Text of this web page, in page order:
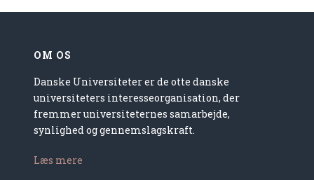
OM OS
Danske Universiteter er de otte danske
universiteters interesseorganisation, der
fremmer universiteternes samarbejde,
synlighed og gennemslagskraft.
Læs mere